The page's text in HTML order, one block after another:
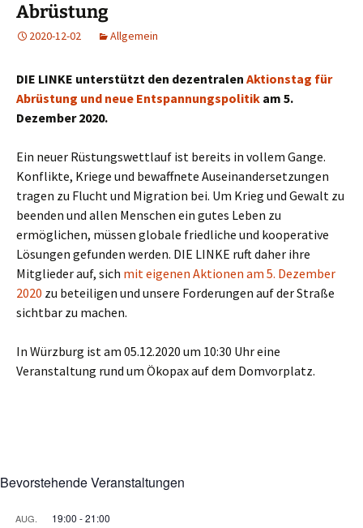
Abrüstung
2020-12-02 Allgemein
DIE LINKE unterstützt den dezentralen Aktionstag für
Abrüstung und neue Entspannungspolitik am 5.
Dezember 2020.
Ein neuer Rüstungswettlauf ist bereits in vollem Gange.
Konflikte, Kriege und bewaffnete Auseinandersetzungen
tragen zu Flucht und Migration bei. Um Krieg und Gewalt zu
beenden und allen Menschen ein gutes Leben zu
ermöglichen, müssen globale friedliche und kooperative
Lösungen gefunden werden. DIE LINKE ruft daher ihre
Mitglieder auf, sich mit eigenen Aktionen am 5. Dezember
2020 zu beteiligen und unsere Forderungen auf der Straße
sichtbar zu machen.
In Würzburg ist am 05.12.2020 um 10:30 Uhr eine
Veranstaltung rund um Ökopax auf dem Domvorplatz.
Bevorstehende Veranstaltungen
AUG. 19:00 -21:00